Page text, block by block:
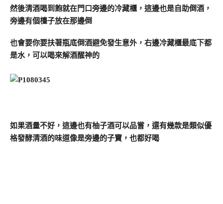
然後清酒喝到飽就在門口旁邊的冷藏櫃，這邊也是自助倒酒，
旁邊有個檯子放在那邊倒
也會要你要扶著瓶底倒酒避免發生意外，右邊冷藏櫃最底下都
是水，可以喝來解酒醒神的
如果酒量不好，這邊也有柚子酒可以品嘗，還有幾款是類似優
格發酵清酒的味道像是旁邊的子寶，也都好喝